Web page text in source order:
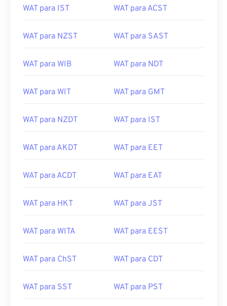
WAT para IST WAT para ACST
WAT para NZST WAT para SAST
WAT para WIB WAT para NDT
WAT para WIT WAT para GMT
WAT para NZDT WAT para IST
WAT para AKDT WAT para EET
WAT para ACDT WAT para EAT
WAT para HKT WAT para JST
WAT para WITA WAT para EEST
WAT para ChST WAT para CDT
WAT para SST WAT para PST